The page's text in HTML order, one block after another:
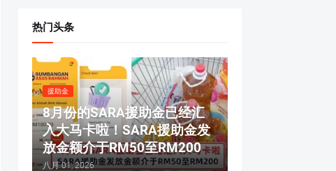
热门头条
援助金
8月份的SARA援助金已经汇
入大马卡啦！SARA援助金发
放金额介于RM50至RM200
八月 01, 2026